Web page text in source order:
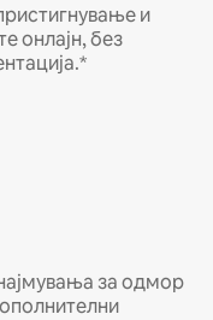
и
онлајн, без
за одмор